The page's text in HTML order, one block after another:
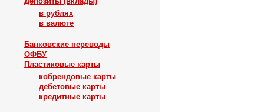
в рублях
в валюте
Банковские переводы
ОФБУ
Пластиковые карты
кобрендовые карты
дебетовые карты
кредитные карты